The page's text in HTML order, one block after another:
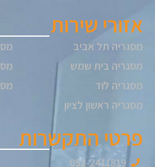
אזורי שירות
מסגריה תל אביב
מסגריה בית שמש
מסגריה לוד
מסגריה ראשון לציון
פרטי התקשרות
052-2411819